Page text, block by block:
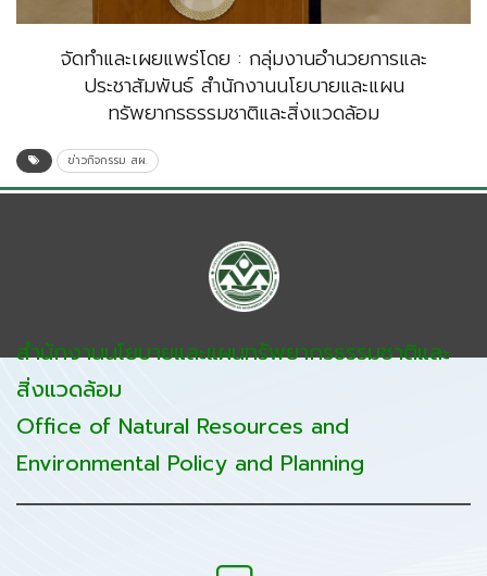
จัดทำและเผยแพร่โดย : กลุ่มงานอำนวยการและ
ประชาสัมพันธ์ สำนักงานนโยบายและแผน
ทรัพยากรธรรมชาติและสิ่งแวดล้อม
ข่าวกิจกรรม สผ.
สำนักงานนโยบายและแผนทรัพยากรธรรมชาติและ
สิ่งแวดล้อม
Office of Natural Resources and
Environmental Policy and Planning